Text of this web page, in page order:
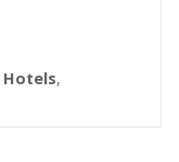
Hotels,